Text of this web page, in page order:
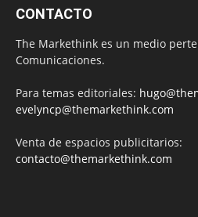
CONTACTO
The Markethink es un medio
Comunicaciones.
Para temas editoriales:
evelyncp@themarkethink.com
Venta de espacios publicitarios:
contacto@themarkethink.com